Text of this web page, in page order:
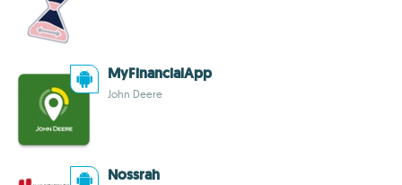
MyFinancialApp
John Deere
Nossrah